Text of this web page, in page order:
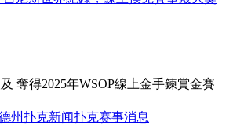
州扑克新闻扑克赛事消息